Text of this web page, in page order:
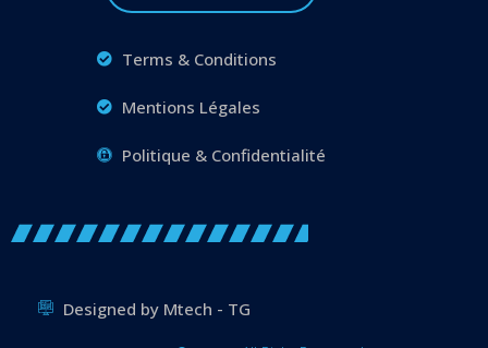
Terms & Conditions
Mentions Légales
Politique & Confidentialité
Designed by Mtech - TG